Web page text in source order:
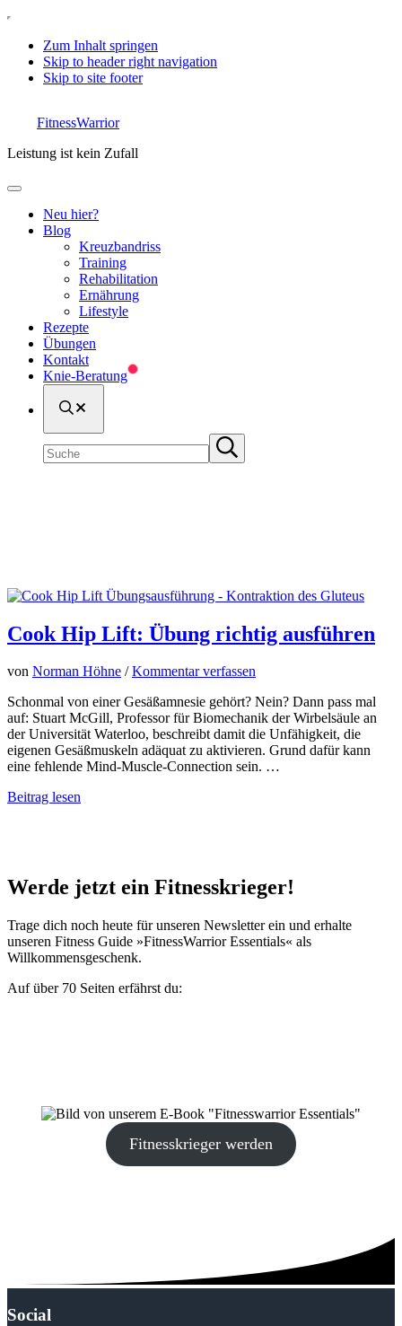
Zum Inhalt springen
Skip to header right navigation
Skip to site footer
FitnessWarrior
Leistung ist kein Zufall
Menu
Neu hier?
Blog
Kreuzbandriss
Training
Rehabilitation
Ernährung
Lifestyle
Rezepte
Übungen
Kontakt
Knie-Beratung
Suche
durchsuchen
Submit
search
Cook Hip Lift: Übung richtig ausführen
von Norman Höhne /Kommentar verfassen
Schonmal von einer Gesäßamnesie gehört? Nein? Dann pass mal
auf: Stuart McGill, Professor für Biomechanik der Wirbelsäule an
der Universität Waterloo, beschreibt damit die Unfähigkeit, die
eigenen Gesäßmuskeln adäquat zu aktivieren. Grund dafür kann
eine fehlende Mind-Muscle-Connection sein. …
Beitrag lesen
ausführen
Werde jetzt ein Fitnesskrieger!
Trage dich noch heute für unseren Newsletter ein und erhalte
unseren Fitness Guide »Fitness­Warrior Essentials« als
Willkommensgeschenk.
Auf über 70 Seiten erfährst du:
Fitnesskrieger werden
Social